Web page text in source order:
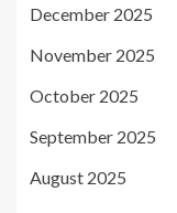
December 2025
November 2025
October 2025
September 2025
August 2025